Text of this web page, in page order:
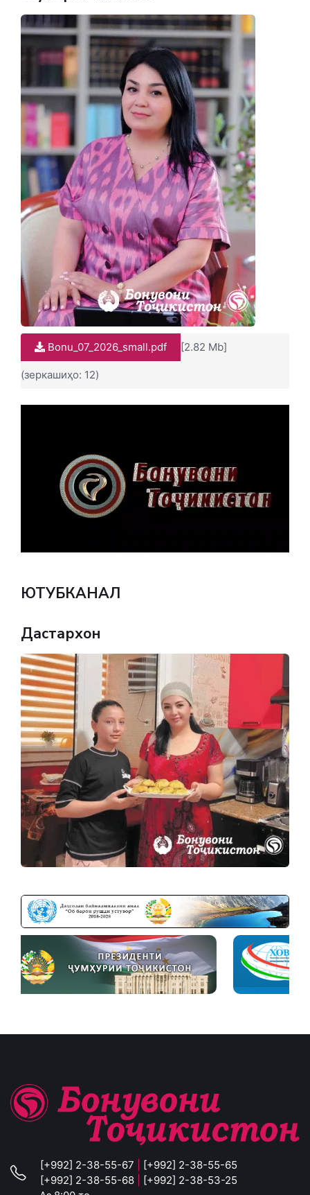
Bonu_07_2026_small.pdf [2.82 Mb]
(зеркашиҳо: 12)
ЮТУБКАНАЛ
Дастархон
[+992] 2-38-55-67
[+992] 2-38-55-65
[+992] 2-38-55-68
[+992] 2-38-53-25